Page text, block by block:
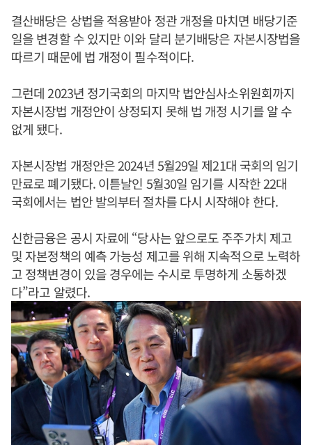
결산배당은 상법을 적용받아 정관 개정을 마치면 배당기준
일을 변경할 수 있지만 이와 달리 분기배당은 자본시장법을
따르기 때문에 법 개정이 필수적이다.
그런데 2023년 정기국회의 마지막 법안심사소위원회까지
자본시장법 개정안이 상정되지 못해 법 개정 시기를 알 수
없게 됐다.
자본시장법 개정안은 2024년 5월29일 제21대 국회의 임기
만료로 폐기됐다. 이튿날인 5월30일 임기를 시작한 22대
국회에서는 법안 발의부터 절차를 다시 시작해야 한다.
신한금융은 공시 자료에 “당사는 앞으로도 주주가치 제고
및 자본정책의 예측 가능성 제고를 위해 지속적으로 노력하
고 정책변경이 있을 경우에는 수시로 투명하게 소통하겠
다”라고 알렸다.